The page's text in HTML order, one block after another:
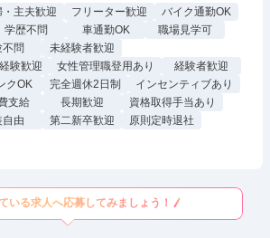
・主夫歓迎 フリーター歓迎
バイク通勤OK
学歴不問 車通勤OK
職場見学可
不問
未経験者歓迎
験歓迎
女性管理職登用あり
経験者歓迎
クOK 完全週休2日制
インセンティブあり
支給 長期歓迎
資格取得手当あり
自由 第二新卒歓迎
原則定時退社
いる求人へ応募してみましょう！